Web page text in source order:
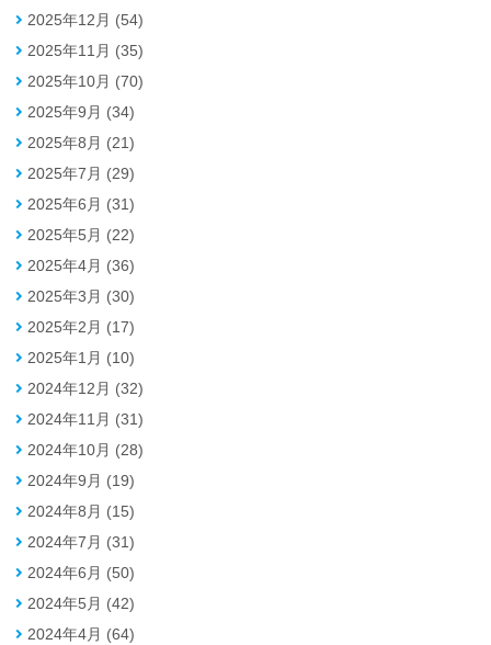
2025年12月 (54)
2025年11月 (35)
2025年10月 (70)
2025年9月 (34)
2025年8月 (21)
2025年7月 (29)
2025年6月 (31)
2025年5月 (22)
2025年4月 (36)
2025年3月 (30)
2025年2月 (17)
2025年1月 (10)
2024年12月 (32)
2024年11月 (31)
2024年10月 (28)
2024年9月 (19)
2024年8月 (15)
2024年7月 (31)
2024年6月 (50)
2024年5月 (42)
2024年4月 (64)